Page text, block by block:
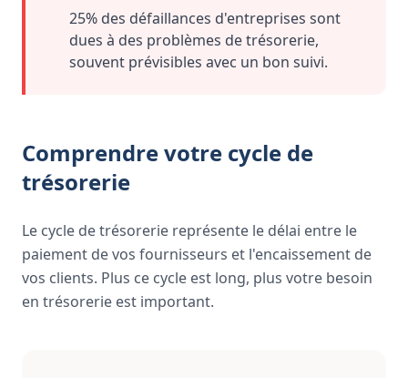
25% des défaillances d'entreprises sont
dues à des problèmes de trésorerie,
souvent prévisibles avec un bon suivi.
Comprendre votre cycle de
trésorerie
Le cycle de trésorerie représente le délai entre le
paiement de vos fournisseurs et l'encaissement de
vos clients. Plus ce cycle est long, plus votre besoin
en trésorerie est important.